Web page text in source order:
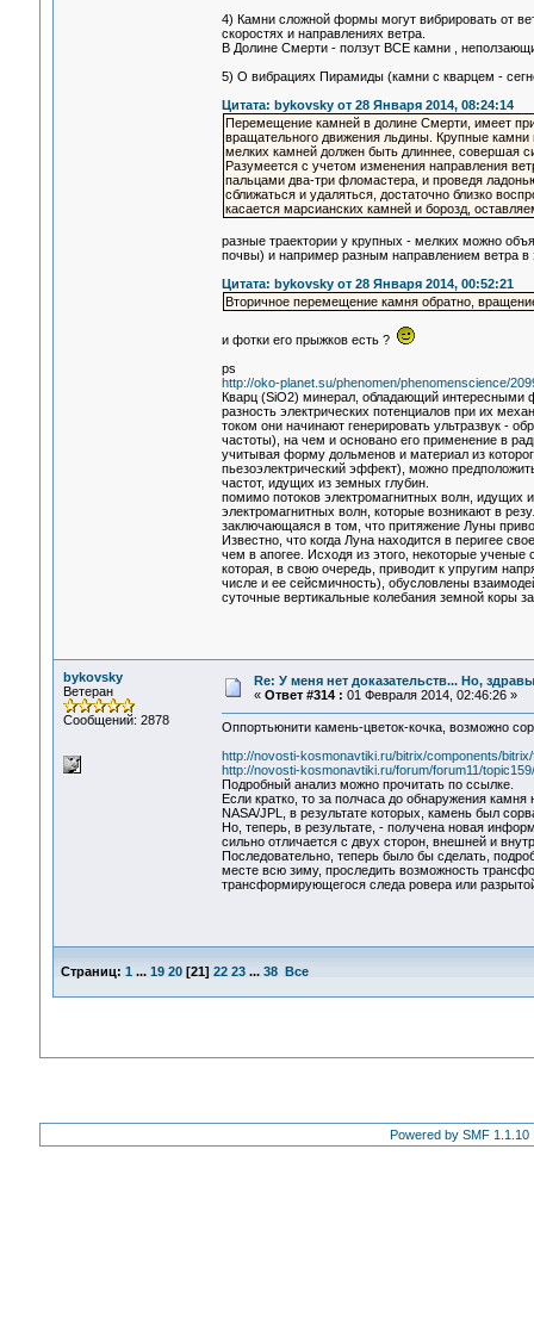
4) Камни сложной формы могут вибрировать от
скоростях и направлениях ветра.
В Долине Смерти - ползут ВСЕ камни ,
5) О вибрациях Пирамиды (камни с кварцем -
Цитата: bykovsky от 28 Января 2014, 08:24:14
Перемещение камней в долине Смерти, имеет
вращательного движения льдины. Крупные камни
мелких камней должен быть длиннее, совершая
Разумеется с учетом изменения направления
пальцами два-три фломастера, и проведя
сближаться и удаляться, достаточно близко
касается марсианских камней и борозд,
разные траектории у крупных - мелких можно
почвы) и например разным направлением ветра
Цитата: bykovsky от 28 Января 2014, 00:52:21
Вторичное перемещение камня обратно,
и фотки его прыжков есть ?
ps
http://oko-planet.su/phenomen/phenomenscience/
Кварц (SiO2) минерал, обладающий интересными
разность электрических потенциалов при их
током они начинают генерировать ультразвук -
частоты), на чем и основано его применение в
учитывая форму дольменов и материал из
пьезоэлектрический эффект), можно
частот, идущих из земных глубин.
помимо потоков электромагнитных волн, идущих
электромагнитных волн, которые возникают в
заключающаяся в том, что притяжение Луны
Известно, что когда Луна находится в перигее
чем в апогее. Исходя из этого, некоторые
которая, в свою очередь, приводит к упругим
числе и ее сейсмичность), обусловлены
суточные вертикальные колебания земной коры
bykovsky
Ветеран
Сообщений: 2878
Re: У меня нет доказательств... Но,
« Ответ #314 : 01 Февраля 2014, 02:46:26 »
Оппортьюнити камень-цветок-кочка, возможно
http://novosti-kosmonavtiki.ru/bitrix/components/
http://novosti-kosmonavtiki.ru/forum/forum11/
Подробный анализ можно прочитать по ссылке.
Если кратко, то за полчаса до обнаружения
NASA/JPL, в результате которых, камень был
Но, теперь, в результате, - получена новая
сильно отличается с двух сторон, внешней и
Последовательно, теперь было бы сделать,
месте всю зиму, проследить возможность
трансформирующегося следа ровера или
Страниц: 1 ... 19 20[21] 22 23 ... 38 Все
Powered by SMF 1.1.10